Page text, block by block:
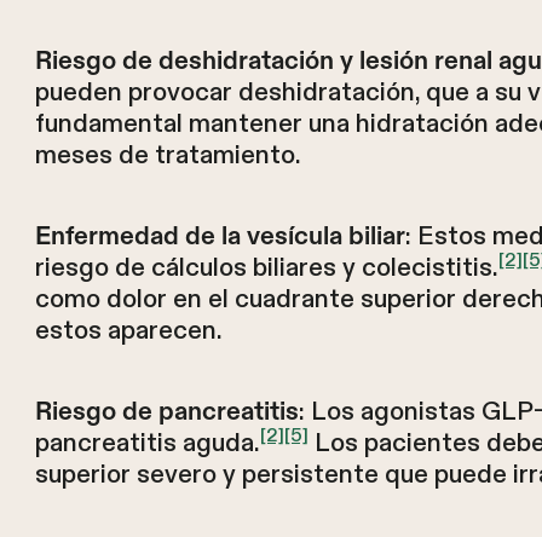
Riesgo de deshidratación y lesión renal
pueden provocar deshidratación, que a su
fundamental mantener una hidratación
meses de tratamiento.
Enfermedad de la vesícula biliar: Estos
riesgo de cálculos biliares y colecistitis.[2]
como dolor en el cuadrante superior
estos aparecen.
Riesgo de pancreatitis: Los agonistas
pancreatitis aguda.[2][5] Los pacientes
superior severo y persistente que puede